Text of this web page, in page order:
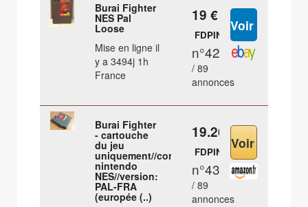
Burai Fighter
NES Pal
Loose
Mise en ligne il
y a 3494j 1h
France
19 €
FDPIN
n°42
/ 89
annonces
Burai Fighter
- cartouche
du jeu
uniquement//console:
nintendo
NES//version:
PAL-FRA
(europée (..)
19.26 €
FDPIN
n°43
/ 89
annonces